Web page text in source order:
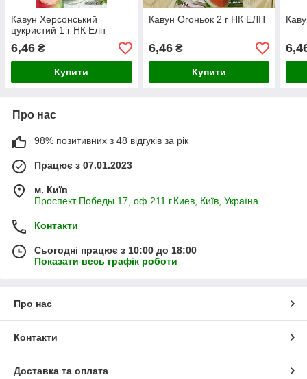
Кавун Херсонський
цукристий 1 г НК Еліт
6,46 ₴
Купити
Кавун Огоньок 2 г НК ЕЛІТ
6,46₴
Купити
Про нас
98% позитивних з 48 відгуків за рік
Працює з 07.01.2023
м. Київ
Проспект Победы 17, оф 211 г.Киев, Київ, Україна
Контакти
Сьогодні працює з 10:00 до 18:00
Показати весь графік роботи
Про нас
Контакти
Доставка та оплата